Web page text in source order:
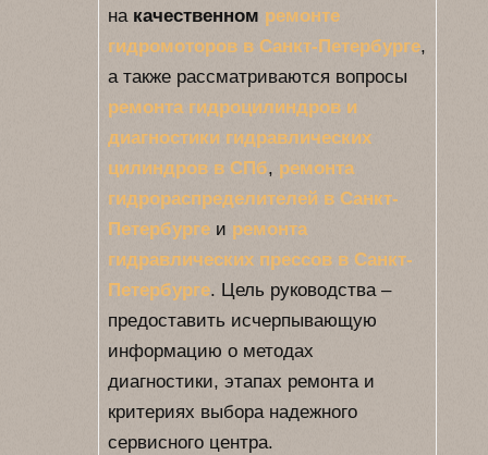
на качественном ремонте
гидромоторов в Санкт-Петербурге,
а также рассматриваются вопросы
ремонта гидроцилиндров и
диагностики гидравлических
цилиндров в СПб, ремонта
гидрораспределителей в Санкт-
Петербурге и ремонта
гидравлических прессов в Санкт-
Петербурге. Цель руководства –
предоставить исчерпывающую
информацию о методах
диагностики, этапах ремонта и
критериях выбора надежного
сервисного центра.